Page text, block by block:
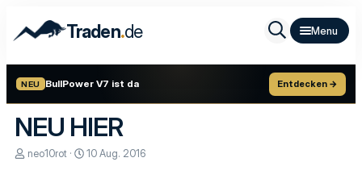
Traden.de
NEU BullPower V7 ist da Entdecken →
NEU HIER
E
neo10rot
E10 Aug. 2016